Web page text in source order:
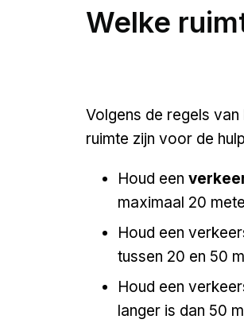
Welke
Volgens de regels
ruimte zijn voor de
Houd een
maximaal 20
Houd een
tussen 20 en 50
Houd een
langer is dan 50